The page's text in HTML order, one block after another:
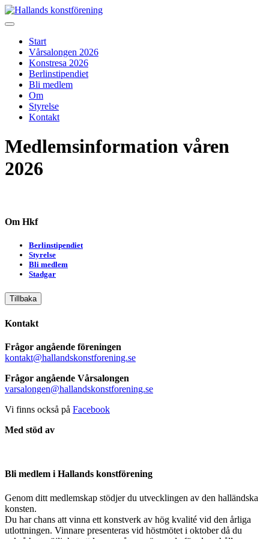
Skip
to
Start
Vårsalongen 2026
Konstresa 2026
Berlinstipendiet
Bli medlem
Om
Styrelse
Kontakt
Medlemsinformation våren
2026
Om Hkf
Berlinstipendiet
Styrelse
Bli medlem
Stadgar
Tillbaka
Kontakt
Frågor angående föreningen
kontakt@hallandskonstforening.se
Frågor angående Vårsalongen
varsalongen@hallandskonstforening.se
Vi finns också på Facebook
Med stöd av
Bli medlem i Hallands konstförening
Genom ditt medlemskap stödjer du utvecklingen av den halländska
konsten.
Du har chans att vinna ett konstverk av hög kvalité vid den årliga
utlottningen. Vinnare presenteras vid höstmötet i oktober då du